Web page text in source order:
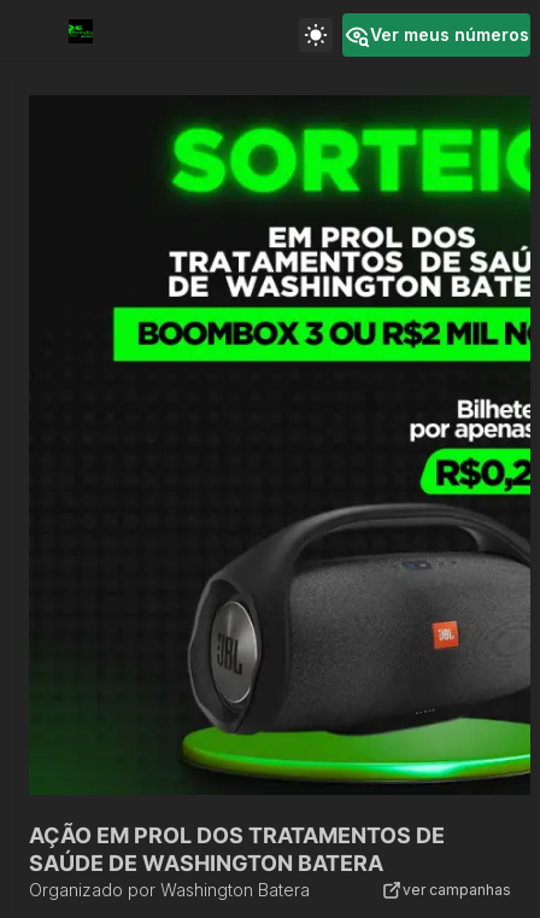
Ver meus números
AÇÃO EM PROL DOS TRATAMENTOS DE
SAÚDE DE WASHINGTON BATERA
Organizado por Washington Batera ver campanhas